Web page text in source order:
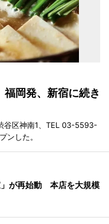
岡発、新宿に続き
谷区神南1、TEL 03-5593-
ンした。
が再始動 本店を大規模